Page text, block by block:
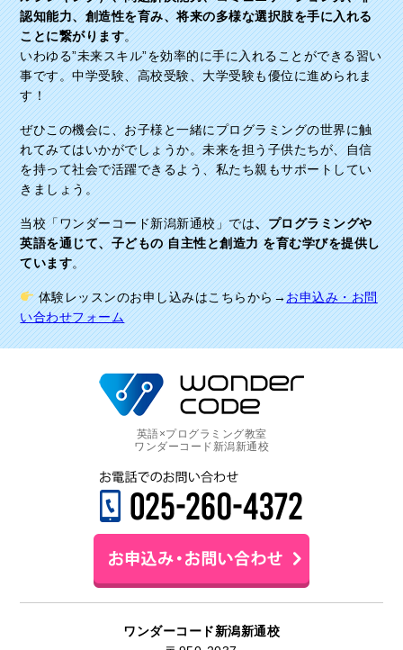
認知能力、創造性を育み、将来の多様な選択肢を手に入れる
ことに繋がります。
いわゆる”未来スキル”を効率的に手に入れることができる習い
事です。中学受験、高校受験、大学受験も優位に進められま
す！
ぜひこの機会に、お子様と一緒にプログラミングの世界に触
れてみてはいかがでしょうか。未来を担う子供たちが、自信
を持って社会で活躍できるよう、私たち親もサポートしてい
きましょう。
当校「ワンダーコード新潟新通校」では、プログラミングや
英語を通じて、子どもの 自主性と創造力 を育む学びを提供し
ています。
体験レッスンのお申し込みはこちらから→お申込み・お問
い合わせフォーム
英語×プログラミング教室
ワンダーコード新潟新通校
ワンダーコード新潟新通校